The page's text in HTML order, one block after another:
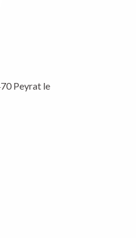
Peyrat le